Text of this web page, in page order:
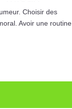
Choisir des
Avoir une routine